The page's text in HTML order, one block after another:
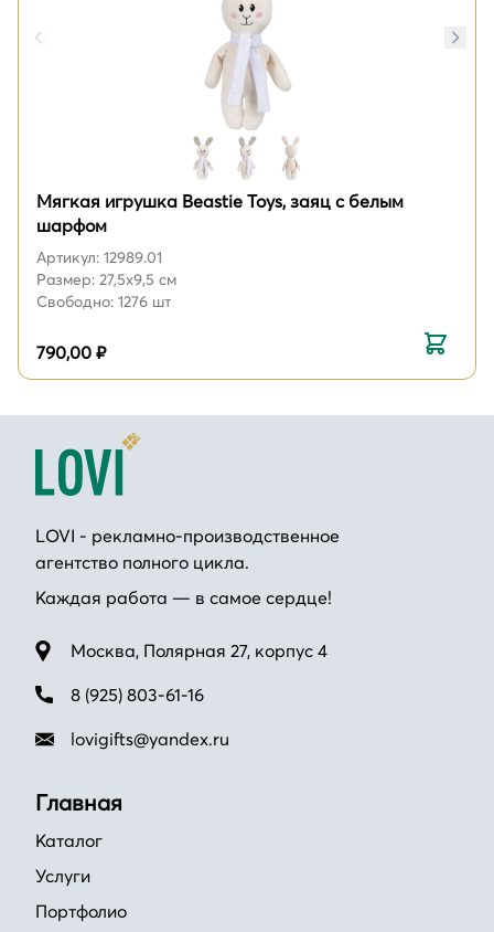
Мягкая игрушка Beastie Toys, заяц с белым
шарфом
Артикул: 12989.01
Размер: 27,5х9,5 см
Свободно: 1276 шт
790,00 ₽
LOVI - рекламно-производственное
агентство полного цикла.
Каждая работа — в самое сердце!
Москва, Полярная 27, корпус 4
8 (925) 803-61-16
lovigifts@yandex.ru
Главная
Каталог
Услуги
Портфолио